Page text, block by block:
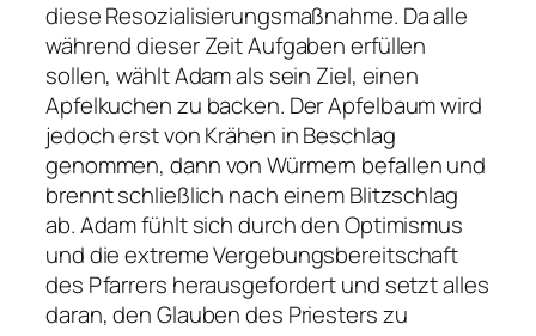
diese Resozialisierungsmaßnahme. Da alle
während dieser Zeit Aufgaben erfüllen
sollen, wählt Adam als sein Ziel, einen
Apfelkuchen zu backen. Der Apfelbaum wird
jedoch erst von Krähen in Beschlag
genommen, dann von Würmern befallen und
brennt schließlich nach einem Blitzschlag
ab. Adam fühlt sich durch den Optimismus
und die extreme Vergebungsbereitschaft
des Pfarrers herausgefordert und setzt alles
daran, den Glauben des Priesters zu